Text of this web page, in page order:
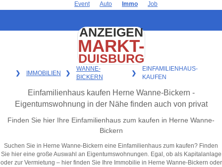
Event Auto Immo Job
ANZEIGEN
MARKT-
DUISBURG
❯ IMMOBILIEN ❯
WANNE-
BICKERN
❯
EINFAMILIENHAUS-
KAUFEN
Einfamilienhaus kaufen Herne Wanne-Bickern -
Eigentumswohnung in der Nähe finden auch von privat
Finden Sie hier Ihre Einfamilienhaus zum kaufen in Herne Wanne-
Bickern
Suchen Sie in Herne Wanne-Bickern eine Einfamilienhaus zum kaufen? Finden
Sie hier eine große Auswahl an Eigentumswohnungen. Egal, ob als Kapitalanlage
oder zur Vermietung – hier finden Sie Ihre Immobilie in Herne Wanne-Bickern oder